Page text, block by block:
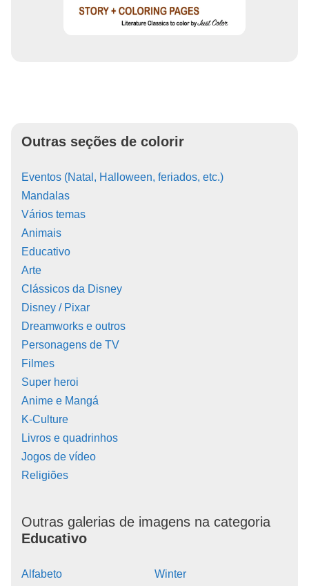
Outras seções de colorir
Eventos (Natal, Halloween, feriados, etc.)
Mandalas
Vários temas
Animais
Educativo
Arte
Clássicos da Disney
Disney / Pixar
Dreamworks e outros
Personagens de TV
Filmes
Super heroi
Anime e Mangá
K-Culture
Livros e quadrinhos
Jogos de vídeo
Religiões
Outras galerias de imagens na categoria
Educativo
Alfabeto
Winter